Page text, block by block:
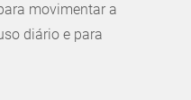
movimentar a
diário e para